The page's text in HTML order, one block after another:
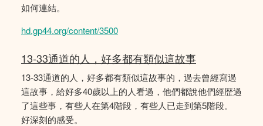
如何連結。
hd.gp44.org/content/3500
13-33通道的人，好多都有類似這故事
13-33通道的人，好多都有類似這故事的，過去曾經寫過
這故事，給好多40歲以上的人看過，他們都說他們經歴過
了這些事，有些人在第4階段，有些人已走到第5階段。
好深刻的感受。